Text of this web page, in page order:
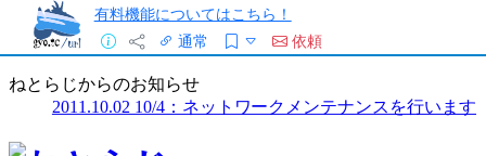
有料機能についてはこちら！
通常
依頼